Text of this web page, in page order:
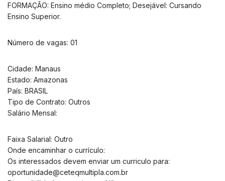
FORMAÇÃO: Ensino médio Completo; Desejável: Cursando
Ensino Superior.
Número de vagas: 01
Cidade: Manaus
Estado: Amazonas
País: BRASIL
Tipo de Contrato: Outros
Salário Mensal:
Faixa Salarial: Outro
Onde encaminhar o currículo:
Os interessados devem enviar um curriculo para:
oportunidade@ceteqmultipla.com.br